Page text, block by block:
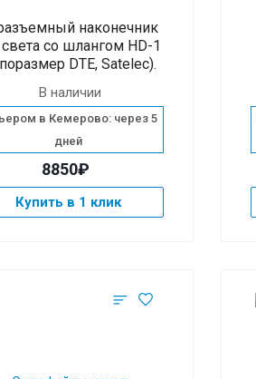
наконечник
со шлангом HD-1
DTE, Satelec).
В наличии
в Кемерово: через 5
дней
8850₽
Купить в 1 клик